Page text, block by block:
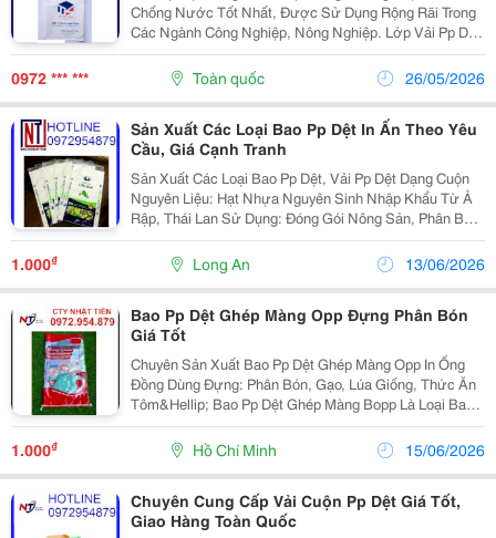
Chống Nước Tốt Nhất, Được Sử Dụng Rộng Rãi Trong
Các Ngành Công Nghiệp, Nông Nghiệp. Lớp Vải Pp Dệt
Được Sản Xuất Bằng Cách Dệt Đan Xen Các Loại Sợi
Polypropylene Theo Hai Hướng, Tạo Nên Độ Bền Và...
0972 *** *** Toàn quốc 26/05/2026
Sản Xuất Các Loại Bao Pp Dệt In Ấn Theo Yêu
Cầu, Giá Cạnh Tranh
Sản Xuất Các Loại Bao Pp Dệt, Vải Pp Dệt Dạng Cuộn
Nguyên Liệu: Hạt Nhựa Nguyên Sinh Nhập Khẩu Từ Ả
Rập, Thái Lan Sử Dụng: Đóng Gói Nông Sản, Phân Bón,
Gạo, Lúa Giống, Thức Ăn Chăn Nuôi, Hóa Chất, Hạt
Nhựa, Bột Mì, Nguyên Liệu... Trọng Lượng:...
1.000₫ Long An 13/06/2026
Bao Pp Dệt Ghép Màng Opp Đựng Phân Bón
Giá Tốt
Chuyên Sản Xuất Bao Pp Dệt Ghép Màng Opp In Ống
Đồng Dùng Đựng: Phân Bón, Gạo, Lúa Giống, Thức Ăn
Tôm&Hellip; Bao Pp Dệt Ghép Màng Bopp Là Loại Bao
Bì Được Sản Xuất Bằng Cách Ghép Nhiều Lớp Vải Pp
Dệt Chắc Chắn Với Lớp Màng Bopp Trên Cả Hai Mặt....
1.000₫ Hồ Chí Minh 15/06/2026
Chuyên Cung Cấp Vải Cuộn Pp Dệt Giá Tốt,
Giao Hàng Toàn Quốc